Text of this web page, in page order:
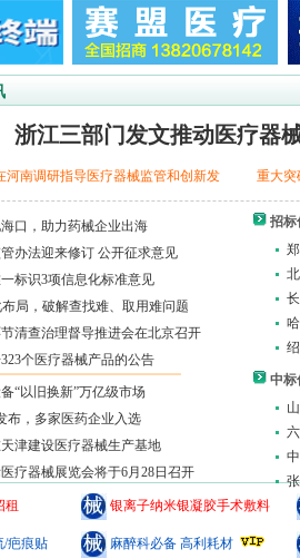
浙江三部门发文推动医疗器
河南调研指导医疗器械监管和创新发 重大突
口，助力药械企业出海
办法迎来修订 公开征求意见
标识3项信息化标准意见
局，破解查找难、取用难问题
清查治理督导推进会在北京召开
个医疗器械产品的公告
“以旧换新”万亿级市场
布，多家医药企业入选
津建设医疗器械生产基地
疗器械展览会将于6月28日召开
招标
中标
租
银离子纳米银凝胶手术敷料
/疤痕贴 麻醉科必备 高利耗材